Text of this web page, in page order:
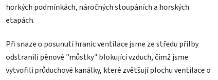
horkých podmínkách, náročných stoupáních a horských
etapách.
Při snaze o posunutí hranic ventilace jsme ze středu přilby
odstranili pěnové "můstky" blokující vzduch, čímž jsme
vytvořili průduchové kanálky, které zvětšují plochu ventilace o